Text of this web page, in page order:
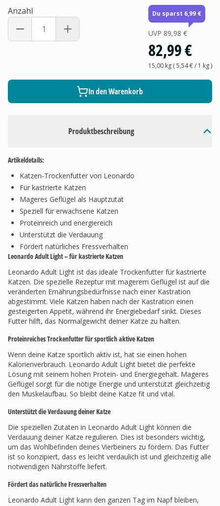
Produktbeschreibung
Artikeldetails:
Katzen-Trockenfutter von Leonardo
Für kastrierte Katzen
Mageres Geflügel als Hauptzutat
Speziell für erwachsene Katzen
Proteinreich und energiereich
Unterstützt die Verdauung
Fördert natürliches Fressverhalten
Leonardo Adult Light – für kastrierte Katzen
Leonardo Adult Light ist das ideale Trockenfutter für kastrierte
Katzen. Die spezielle Rezeptur mit magerem Geflügel ist auf die
veränderten Ernährungsbedürfnisse nach einer Kastration
abgestimmt. Viele Katzen haben nach der Kastration einen
gesteigerten Appetit, während ihr Energiebedarf sinkt. Dieses
Futter hilft, das Normalgewicht deiner Katze zu halten.
Proteinreiches Trockenfutter für sportlich aktive Katzen
Wenn deine Katze sportlich aktiv ist, hat sie einen hohen
Kalorienverbrauch. Leonardo Adult Light bietet die perfekte
Lösung mit seinem hohen Protein- und Energiegehalt. Mageres
Geflügel sorgt für die nötige Energie und unterstützt gleichzeitig
den Muskelaufbau. So bleibt deine Katze fit und vital.
Unterstützt die Verdauung deiner Katze
Die speziellen Zutaten in Leonardo Adult Light können die
Verdauung deiner Katze regulieren. Dies ist besonders wichtig,
um das Wohlbefinden deines Vierbeiners zu fördern. Das Futter
ist so konzipiert, dass es leicht verdaulich ist und gleichzeitig alle
notwendigen Nährstoffe liefert.
Fördert das natürliche Fressverhalten
Leonardo Adult Light kann den ganzen Tag im Napf bleiben,
Anzahl Du sparst 6,99 €
UVP 89,98 €
82,99 €
15,00 kg(5,54 €/ 1 kg)
In den Warenkorb